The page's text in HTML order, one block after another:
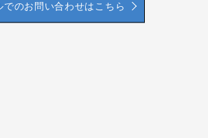
でのお問い合わせはこちら